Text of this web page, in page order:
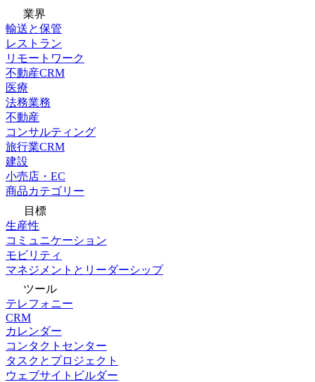
業界
輸送と保管
レストラン
リモートワーク
不動産CRM
医療
法務業務
不動産
コンサルティング
旅行業CRM
建設
小売店・EC
商品カテゴリー
目標
生産性
コミュニケーション
モビリティ
マネジメントとリーダーシップ
ツール
テレフォニー
CRM
カレンダー
コンタクトセンター
タスクとプロジェクト
ウェブサイトビルダー